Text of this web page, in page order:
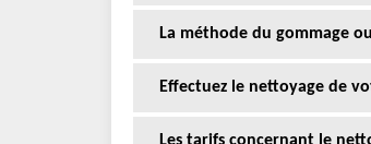
La méthode du gommage
Effectuez le nettoyage de
Les tarifs concernant le